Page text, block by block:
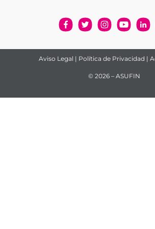
Aviso Legal | Política de Privacidad |
© 2026 – ASUFIN